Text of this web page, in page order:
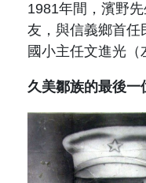
1981年間，濱野先
友，與信義鄉首任
國小主任文進光 （
久美鄒族的最後